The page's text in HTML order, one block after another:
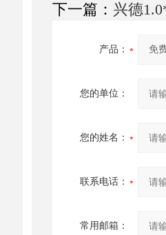
下一篇： 兴德
产品：
您的单位：
您的姓名：
联系电话：
常用邮箱：